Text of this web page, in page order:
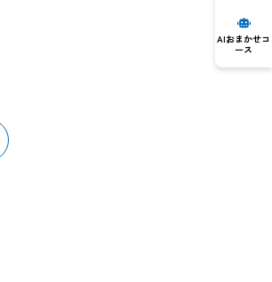
AIおまかせコ
ース